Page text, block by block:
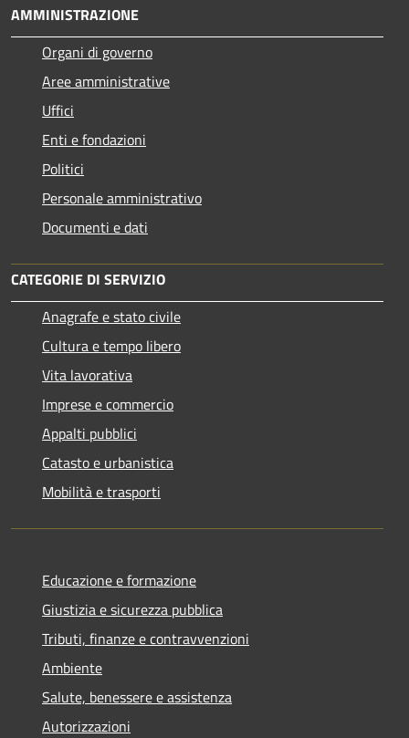
AMMINISTRAZIONE
Organi di governo
Aree amministrative
Uffici
Enti e fondazioni
Politici
Personale amministrativo
Documenti e dati
CATEGORIE DI SERVIZIO
Anagrafe e stato civile
Cultura e tempo libero
Vita lavorativa
Imprese e commercio
Appalti pubblici
Catasto e urbanistica
Mobilità e trasporti
Educazione e formazione
Giustizia e sicurezza pubblica
Tributi, finanze e contravvenzioni
Ambiente
Salute, benessere e assistenza
Autorizzazioni